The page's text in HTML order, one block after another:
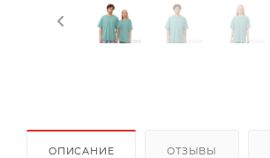
ОПИСАНИЕ ОТЗЫВЫ